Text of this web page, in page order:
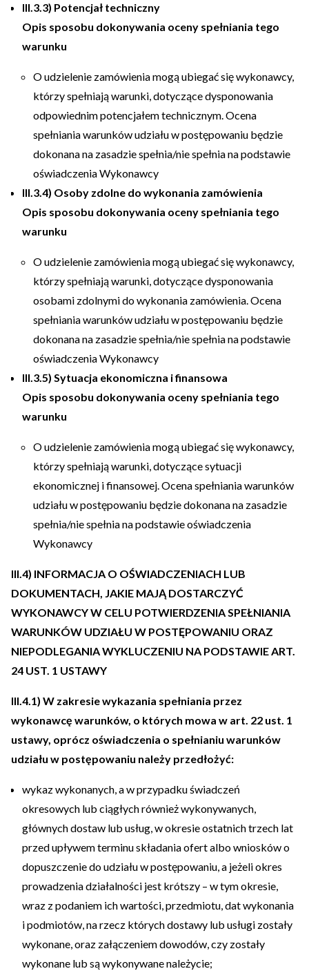
III.3.3) Potencjał techniczny
Opis sposobu dokonywania oceny spełniania tego
warunku
O udzielenie zamówienia mogą ubiegać się wykonawcy,
którzy spełniają warunki, dotyczące dysponowania
odpowiednim potencjałem technicznym. Ocena
spełniania warunków udziału w postępowaniu będzie
dokonana na zasadzie spełnia/nie spełnia na podstawie
oświadczenia Wykonawcy
III.3.4) Osoby zdolne do wykonania zamówienia
Opis sposobu dokonywania oceny spełniania tego
warunku
O udzielenie zamówienia mogą ubiegać się wykonawcy,
którzy spełniają warunki, dotyczące dysponowania
osobami zdolnymi do wykonania zamówienia. Ocena
spełniania warunków udziału w postępowaniu będzie
dokonana na zasadzie spełnia/nie spełnia na podstawie
oświadczenia Wykonawcy
III.3.5) Sytuacja ekonomiczna i finansowa
Opis sposobu dokonywania oceny spełniania tego
warunku
O udzielenie zamówienia mogą ubiegać się wykonawcy,
którzy spełniają warunki, dotyczące sytuacji
ekonomicznej i finansowej. Ocena spełniania warunków
udziału w postępowaniu będzie dokonana na zasadzie
spełnia/nie spełnia na podstawie oświadczenia
Wykonawcy
III.4) INFORMACJA O OŚWIADCZENIACH LUB
DOKUMENTACH, JAKIE MAJĄ DOSTARCZYĆ
WYKONAWCY W CELU POTWIERDZENIA SPEŁNIANIA
WARUNKÓW UDZIAŁU W POSTĘPOWANIU ORAZ
NIEPODLEGANIA WYKLUCZENIU NA PODSTAWIE ART.
24 UST. 1 USTAWY
III.4.1) W zakresie wykazania spełniania przez
wykonawcę warunków, o których mowa w art. 22 ust. 1
ustawy, oprócz oświadczenia o spełnianiu warunków
udziału w postępowaniu należy przedłożyć:
wykaz wykonanych, a w przypadku świadczeń
okresowych lub ciągłych również wykonywanych,
głównych dostaw lub usług, w okresie ostatnich trzech lat
przed upływem terminu składania ofert albo wniosków o
dopuszczenie do udziału w postępowaniu, a jeżeli okres
prowadzenia działalności jest krótszy – w tym okresie,
wraz z podaniem ich wartości, przedmiotu, dat wykonania
i podmiotów, na rzecz których dostawy lub usługi zostały
wykonane, oraz załączeniem dowodów, czy zostały
wykonane lub są wykonywane należycie;